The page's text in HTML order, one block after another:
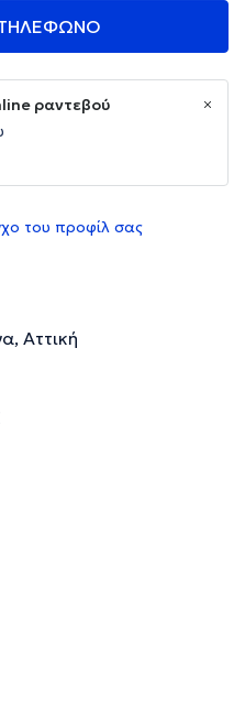
ραντεβού
του προφίλ σας
Αττική